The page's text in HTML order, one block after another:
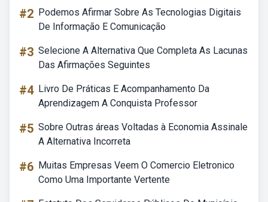
#2 Podemos Afirmar Sobre As Tecnologias Digitais
De Informação E Comunicação
#3 Selecione A Alternativa Que Completa As Lacunas
Das Afirmações Seguintes
#4 Livro De Práticas E Acompanhamento Da
Aprendizagem A Conquista Professor
#5 Sobre Outras áreas Voltadas à Economia Assinale
A Alternativa Incorreta
#6 Muitas Empresas Veem O Comercio Eletronico
Como Uma Importante Vertente